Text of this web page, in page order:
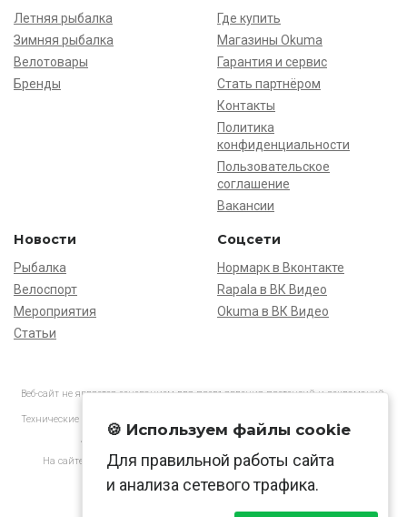
Летняя рыбалка
Зимняя рыбалка
Велотовары
Бренды
Где купить
Магазины Okuma
Гарантия и сервис
Стать партнёром
Контакты
Политика
конфиденциальности
Пользовательское
соглашение
Вакансии
Новости
Рыбалка
Велоспорт
Мероприятия
Статьи
Соцсети
Нормарк в Вконтакте
Rapala в ВК Видео
Okuma в ВК Видео
Веб-сайт не является основанием для предъявления претензий и рекламаций,
Технические характеристики товаров могут отличаться от указанных на сайте.
АО «Нормарк» ИНН 7728172512 ОГРН 1037739603505
На сайте применяютсярекомендательные технологиив соответствии
🍪 Используем файлы cookie
Для правильной работы сайта
и анализа сетевого трафика.